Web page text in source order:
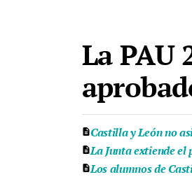
La PAU
Castilla y León no
La Junta extiende
Los alumnos de